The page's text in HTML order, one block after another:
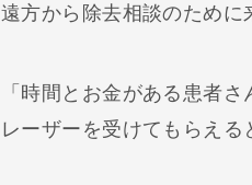
遠方から除去相談のために
「時間とお金がある患者さ
レーザーを受けてもらえる